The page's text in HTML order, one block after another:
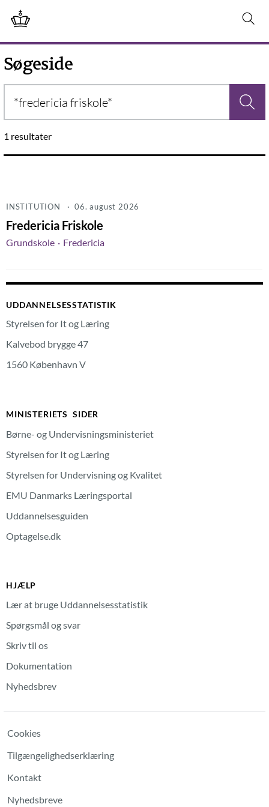
Søgeside
1 resultater
INSTITUTION · 06. august 2026
Fredericia Friskole
Grundskole Fredericia
UDDANNELSESSTATISTIK
Styrelsen for It og Læring
Kalvebod brygge 47
1560 København V
MINISTERIETS SIDER
Børne- og Undervisningsministeriet
Styrelsen for It og Læring
Styrelsen for Undervisning og Kvalitet
EMU Danmarks Læringsportal
Uddannelsesguiden
Optagelse.dk
HJÆLP
Lær at bruge Uddannelsesstatistik
Spørgsmål og svar
Skriv til os
Dokumentation
Nyhedsbrev
Cookies
Tilgængelighedserklæring
Kontakt
Nyhedsbreve